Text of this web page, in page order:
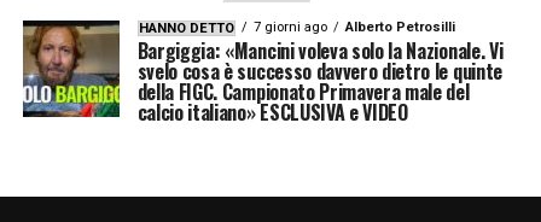
HANNO DETTO 7 giorni ago Alberto Petrosilli
Bargiggia: «Mancini voleva solo la Nazionale. Vi
svelo cosa è successo davvero dietro le quinte
della FIGC. Campionato Primavera male del
calcio italiano» ESCLUSIVA e VIDEO